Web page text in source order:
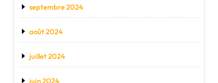
septembre 2024
août 2024
juillet 2024
juin 2024